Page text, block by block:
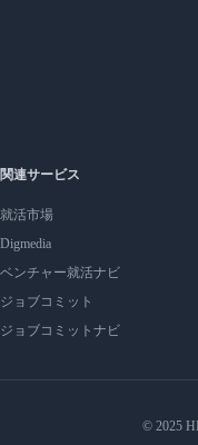
関連サービス
就活市場
Digmedia
ベンチャー就活ナビ
ジョブコミット
ジョブコミットナビ
© 2025